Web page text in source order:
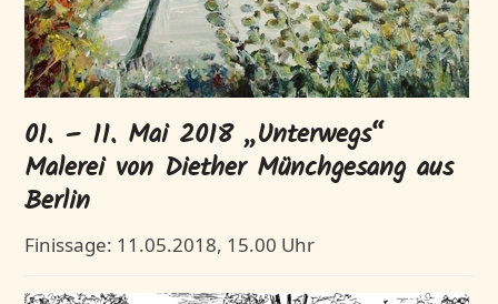
01. – 11. Mai 2018 „Unterwegs“
Malerei von Diether Münchgesang aus
Berlin
Finissage: 11.05.2018, 15.00 Uhr